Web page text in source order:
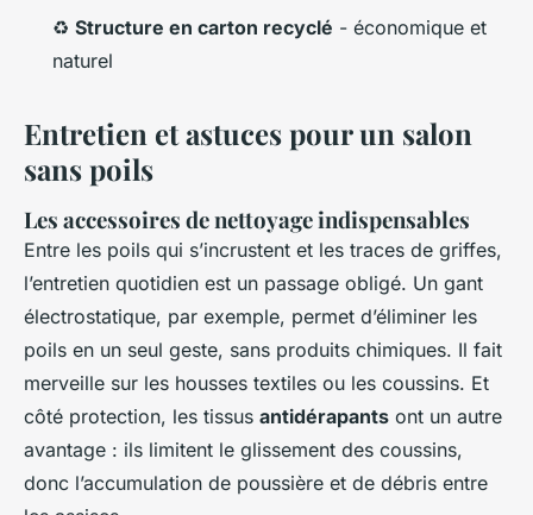
♻️ Structure en carton recyclé - économique et
naturel
Entretien et astuces pour un salon
sans poils
Les accessoires de nettoyage indispensables
Entre les poils qui s’incrustent et les traces de griffes,
l’entretien quotidien est un passage obligé. Un gant
électrostatique, par exemple, permet d’éliminer les
poils en un seul geste, sans produits chimiques. Il fait
merveille sur les housses textiles ou les coussins. Et
côté protection, les tissus antidérapants ont un autre
avantage : ils limitent le glissement des coussins,
donc l’accumulation de poussière et de débris entre